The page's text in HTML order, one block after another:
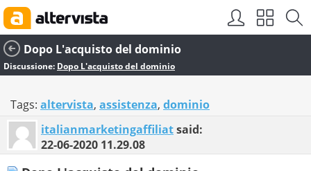
Dopo L'acquisto del dominio
Discussione: Dopo L'acquisto del dominio
Tags: altervista, assistenza, dominio
italianmarketingaffiliatsaid:
22-06-2020 11.29.08